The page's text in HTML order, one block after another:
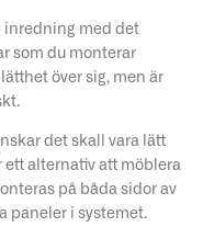
inredning med det
som du monterar
över sig, men är
det skall vara lätt
ett alternativ att möblera
på båda sidor av
paneler i systemet.